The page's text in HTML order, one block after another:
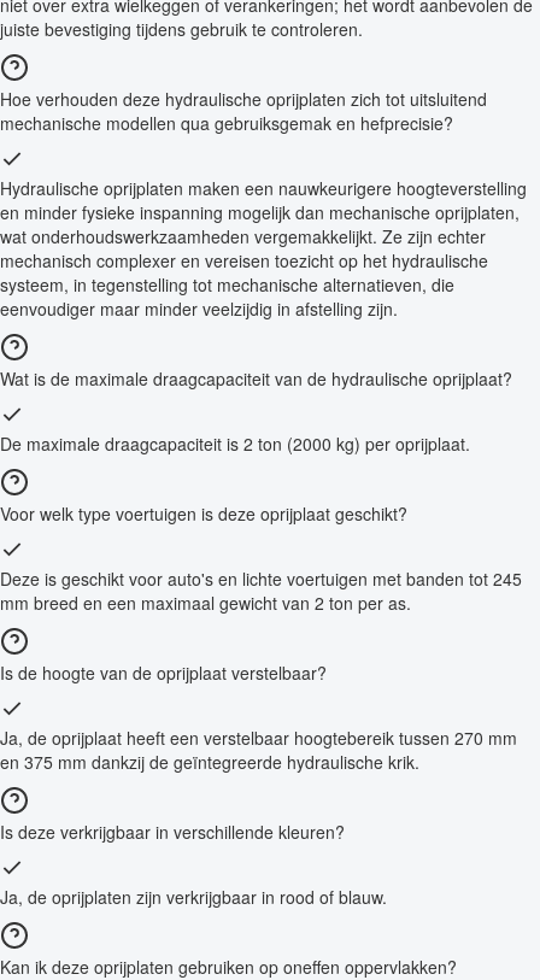
niet over extra wielkeggen of verankeringen; het wordt aanbevolen de
juiste bevestiging tijdens gebruik te controleren.
Hoe verhouden deze hydraulische oprijplaten zich tot uitsluitend
mechanische modellen qua gebruiksgemak en hefprecisie?
Hydraulische oprijplaten maken een nauwkeurigere hoogteverstelling
en minder fysieke inspanning mogelijk dan mechanische oprijplaten,
wat onderhoudswerkzaamheden vergemakkelijkt. Ze zijn echter
mechanisch complexer en vereisen toezicht op het hydraulische
systeem, in tegenstelling tot mechanische alternatieven, die
eenvoudiger maar minder veelzijdig in afstelling zijn.
Wat is de maximale draagcapaciteit van de hydraulische oprijplaat?
De maximale draagcapaciteit is 2 ton (2000 kg) per oprijplaat.
Voor welk type voertuigen is deze oprijplaat geschikt?
Deze is geschikt voor auto's en lichte voertuigen met banden tot 245
mm breed en een maximaal gewicht van 2 ton per as.
Is de hoogte van de oprijplaat verstelbaar?
Ja, de oprijplaat heeft een verstelbaar hoogtebereik tussen 270 mm
en 375 mm dankzij de geïntegreerde hydraulische krik.
Is deze verkrijgbaar in verschillende kleuren?
Ja, de oprijplaten zijn verkrijgbaar in rood of blauw.
Kan ik deze oprijplaten gebruiken op oneffen oppervlakken?